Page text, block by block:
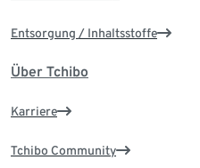
Entsorgung / Inhaltsstoffe
Über Tchibo
Karriere
Tchibo Community